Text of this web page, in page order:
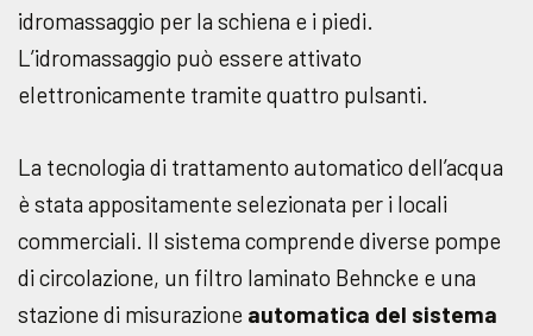
idromassaggio per la schiena e i piedi.
L’idromassaggio può essere attivato
elettronicamente tramite quattro pulsanti.
La tecnologia di trattamento automatico dell’acqua
è stata appositamente selezionata per i locali
commerciali. Il sistema comprende diverse pompe
di circolazione, un filtro laminato Behncke e una
stazione di misurazione automatica del sistema